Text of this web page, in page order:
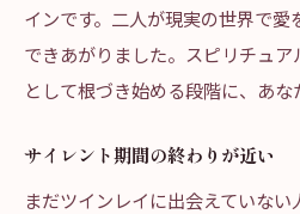
インです。二人が現実の世界で
できあがりました。スピリチュ
として根づき始める段階に、あな
サイレント期間の終わりが近い
まだツインレイに出会えていない